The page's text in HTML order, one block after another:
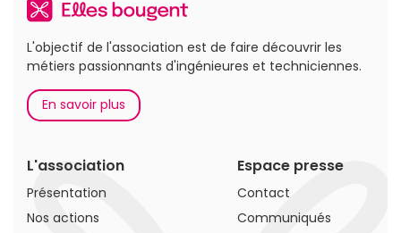
L'objectif de l'association est de faire découvrir les
métiers passionnants d'ingénieures et techniciennes.
En savoir plus
L'association
Présentation
Nos actions
Espace presse
Contact
Communiqués